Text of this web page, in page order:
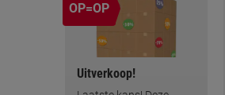
Uitverkoop!
OP=OP